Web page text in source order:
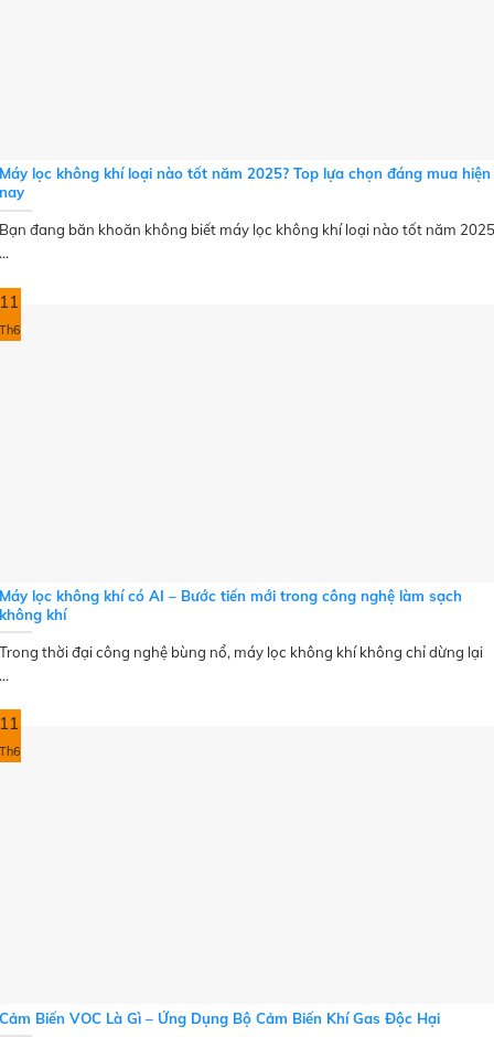
Máy lọc không khí loại nào tốt năm 2025? Top lựa chọn đáng mua hiện
nay
Bạn đang băn khoăn không biết máy lọc không khí loại nào tốt năm 2025
...
11
Th6
Máy lọc không khí có AI – Bước tiến mới trong công nghệ làm sạch
không khí
Trong thời đại công nghệ bùng nổ, máy lọc không khí không chỉ dừng lại
...
11
Th6
Cảm Biến VOC Là Gì – Ứng Dụng Bộ Cảm Biến Khí Gas Độc Hại